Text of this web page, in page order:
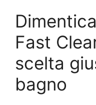
Fast
scelta
bagno